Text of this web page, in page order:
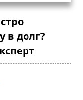
в долг?